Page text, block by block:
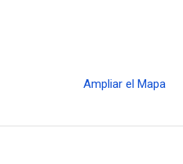
Ampliar el Mapa